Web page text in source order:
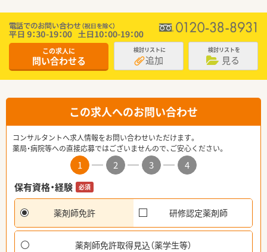
この求人に
問い合わせる
検討リストに
追加
検討リストを
見る
この求人へのお問い合わせ
コンサルタントへ求人情報をお問い合わせいただけます。
薬局・病院等への直接応募ではございませんので、ご安心ください。
1 2 3
4
保有資格・経験
必須
薬剤師免許 研修認定薬剤師
薬剤師免許取得見込（薬学生等）